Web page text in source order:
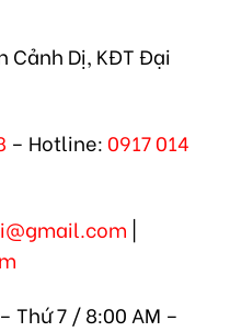
Cảnh Dị, KĐT Đại
– Hotline: 0917 014
|
Thứ 7 / 8:00 AM –